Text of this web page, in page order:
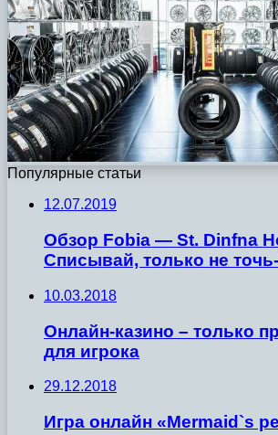
Популярные статьи
12.07.2019
Обзор Fobia — St. Dinfna
Списывай, только не
10.03.2018
Онлайн-казино – только
для игрока
29.12.2018
Игра онлайн «Mermaid`s